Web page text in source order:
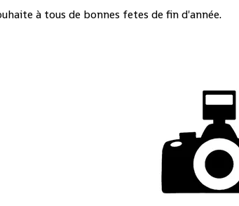
à tous de bonnes fetes de fin d'année.